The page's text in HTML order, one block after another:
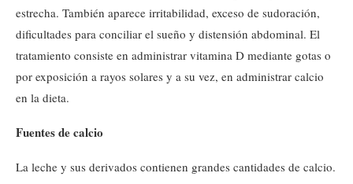
estrecha. También aparece irritabilidad, exceso de sudoración,
dificultades para conciliar el sueño y distensión abdominal. El
tratamiento consiste en administrar vitamina D mediante gotas o
por exposición a rayos solares y a su vez, en administrar calcio
en la dieta.
Fuentes de calcio
La leche y sus derivados contienen grandes cantidades de calcio.